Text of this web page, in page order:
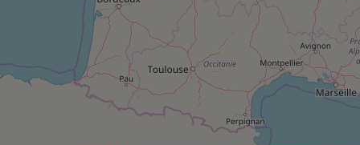
Complément
alimentaire
Assurance emprunteur
Petit électroménager -
Mutuelle